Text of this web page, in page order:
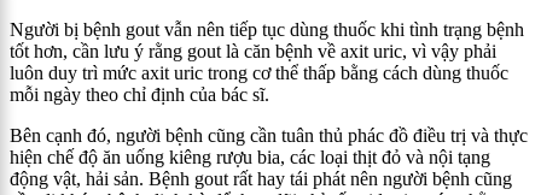
Người bị bệnh gout vẫn nên tiếp tục dùng thuốc khi tình trạng bệnh
tốt hơn, cần lưu ý rằng gout là căn bệnh về axit uric, vì vậy phải
luôn duy trì mức axit uric trong cơ thể thấp bằng cách dùng thuốc
mỗi ngày theo chỉ định của bác sĩ.
Bên cạnh đó, người bệnh cũng cần tuân thủ phác đồ điều trị và thực
hiện chế độ ăn uống kiêng rượu bia, các loại thịt đỏ và nội tạng
động vật, hải sản. Bệnh gout rất hay tái phát nên người bệnh cũng